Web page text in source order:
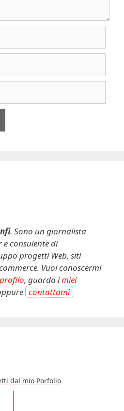
. Sono un giornalista
e consulente di
progetti Web, siti
Vuoi conoscermi
, guarda imiei
contattami
dal mio Porfolio